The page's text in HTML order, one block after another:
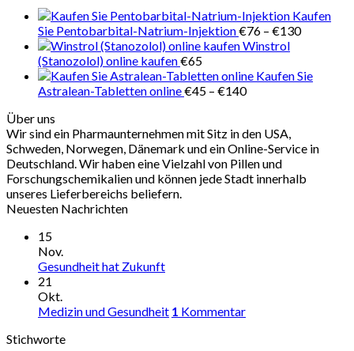
Kaufen
Sie Pentobarbital-Natrium-Injektion€76 – €130
€130
Winstrol
(Stanozolol) online kaufen€65
Kaufen Sie
Astralean-Tabletten online€45 – €140Preisspanne:
€140
Über uns
Wir sind ein Pharmaunternehmen mit Sitz in den USA,
Schweden, Norwegen, Dänemark und ein Online-Service in
Deutschland. Wir haben eine Vielzahl von Pillen und
Forschungschemikalien und können jede Stadt innerhalb
unseres Lieferbereichs beliefern.
Neuesten Nachrichten
15
Nov.
Gesundheit hat Zukunft
21
Okt.
Medizin und Gesundheit 1 Kommentar
Stichworte